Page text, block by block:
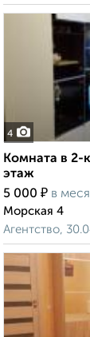
4
Комната в 2-
этаж
5 000 ₽ в
Морская 4
Агентство,